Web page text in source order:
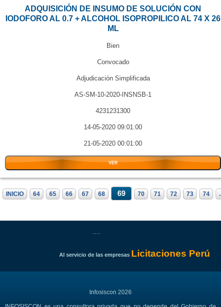
ADQUISICIÓN DE INSUMO DE SOLUCIÓN CON
IODOFORO AL 0.7 + ALCOHOL ISOPROPILICO AL 74 X 26
ML
Bien
Convocado
Adjudicación Simplificada
AS-SM-10-2020-INSNSB-1
4231231300
14-05-2020 09:01:00
21-05-2020 00:01:00
VER
INICIO 64 65 66 67 68 69 70 71 72 73 74
Al servicio de las empresas Licitaciones Perú
Infosiscon 2026